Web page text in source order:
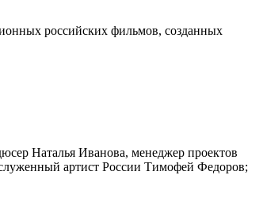
российских фильмов, созданных
Наталья Иванова, менеджер проектов
артист России Тимофей Федоров;